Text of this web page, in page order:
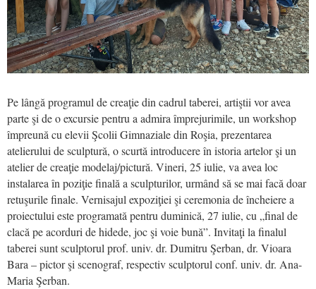
Pe lângă programul de creaţie din cadrul taberei, artiştii vor avea
parte şi de o excursie pentru a admira împrejurimile, un workshop
împreună cu elevii Şcolii Gimnaziale din Roşia, prezentarea
atelierului de sculptură, o scurtă introducere în istoria artelor şi un
atelier de creaţie modelaj/pictură. Vineri, 25 iulie, va avea loc
instalarea în poziţie finală a sculpturilor, urmând să se mai facă doar
retuşurile finale. Vernisajul expoziţiei şi ceremonia de încheiere a
proiectului este programată pentru duminică, 27 iulie, cu „final de
clacă pe acorduri de hidede, joc şi voie bună”. Invitaţi la finalul
taberei sunt sculptorul prof. univ. dr. Dumitru Şerban, dr. Vioara
Bara – pictor şi scenograf, respectiv sculptorul conf. univ. dr. Ana-
Maria Şerban.